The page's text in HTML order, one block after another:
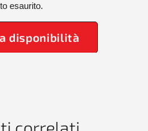
esaurito.
disponibilità